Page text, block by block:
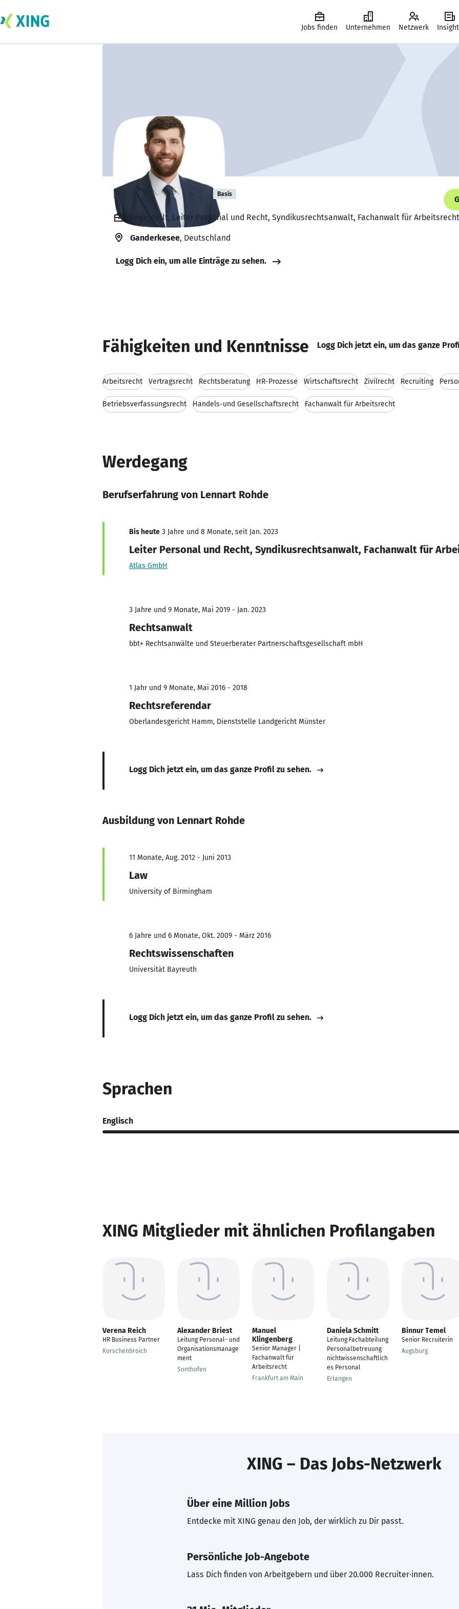
Jobs finden Unternehmen Netzwerk
Lennart Rohde Basis
Angestellt, Leiter Personal und Recht, Syndikusrechtsanwalt, Fachanwalt für
Ganderkesee, Deutschland
Logg Dich ein, um alle Einträge zu sehen.
Fähigkeiten und Kenntnisse Logg Dich jetzt ein, um das ganze
Arbeitsrecht Vertragsrecht Rechtsberatung HR-Prozesse Wirtschaftsrecht Zivilrecht Recruiting
Betriebsverfassungsrecht Handels-und Gesellschaftsrecht Fachanwalt für Arbeitsrecht
Werdegang
Berufserfahrung von Lennart Rohde
Bis heute 3 Jahre und 8 Monate, seit Jan. 2023
Leiter Personal und Recht, Syndikusrechtsanwalt, Fachanwalt für
Atlas GmbH
3 Jahre und 9 Monate, Mai 2019 - Jan. 2023
Rechtsanwalt
bbt+ Rechtsanwälte und Steuerberater Partnerschaftsgesellschaft mbH
1 Jahr und 9 Monate, Mai 2016 - 2018
Rechtsreferendar
Oberlandesgericht Hamm, Dienststelle Landgericht Münster
Logg Dich jetzt ein, um das ganze Profil zu sehen.
Ausbildung von Lennart Rohde
11 Monate, Aug. 2012 - Juni 2013
Law
University of Birmingham
6 Jahre und 6 Monate, Okt. 2009 - März 2016
Rechtswissenschaften
Universität Bayreuth
Logg Dich jetzt ein, um das ganze Profil zu sehen.
Sprachen
Englisch
XING Mitglieder mit ähnlichen Profilangaben
Verena Reich
HR Business Partner
Korschenbroich
Alexander Briest
Leitung Personal- und
Organisationsmanage
ment
Sonthofen
Manuel
Klingenberg
Senior Manager |
Fachanwalt für
Arbeitsrecht
Frankfurt am Main
Daniela Schmitt
Leitung Fachabteilung
Personalbetreuung
nichtwissenschaftlich
es Personal
Erlangen
Binnur Temel
Senior Recruiterin
Augsburg
XING – Das Jobs-Netzwerk
Über eine Million Jobs
Entdecke mit XING genau den Job, der wirklich zu Dir passt.
Persönliche Job-Angebote
Lass Dich finden von Arbeitgebern und über 20.000 Recruiter·innen.